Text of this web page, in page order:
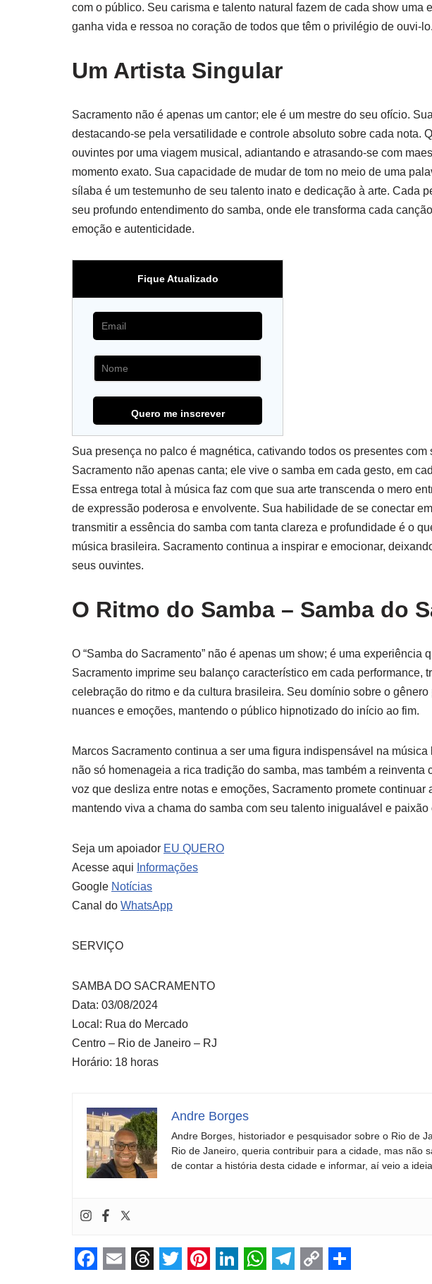
com o público. Seu carisma e talento natural fazem de cada show uma
ganha vida e ressoa no coração de todos que têm o privilégio de ouvi-lo.
Um Artista Singular
Sacramento não é apenas um cantor; ele é um mestre do seu ofício.
destacando-se pela versatilidade e controle absoluto sobre cada nota.
ouvintes por uma viagem musical, adiantando e atrasando-se com
momento exato. Sua capacidade de mudar de tom no meio de uma
sílaba é um testemunho de seu talento inato e dedicação à arte. Cada
seu profundo entendimento do samba, onde ele transforma cada
emoção e autenticidade.
Fique Atualizado
Sua presença no palco é magnética, cativando todos os presentes
Sacramento não apenas canta; ele vive o samba em cada gesto, em
Essa entrega total à música faz com que sua arte transcenda o mero
de expressão poderosa e envolvente. Sua habilidade de se conectar
transmitir a essência do samba com tanta clareza e profundidade é o
música brasileira. Sacramento continua a inspirar e emocionar,
seus ouvintes.
O Ritmo do Samba – Samba do
O “Samba do Sacramento” não é apenas um show; é uma experiência
Sacramento imprime seu balanço característico em cada performance,
celebração do ritmo e da cultura brasileira. Seu domínio sobre o
nuances e emoções, mantendo o público hipnotizado do início ao fim.
Marcos Sacramento continua a ser uma figura indispensável na música
não só homenageia a rica tradição do samba, mas também a reinventa
voz que desliza entre notas e emoções, Sacramento promete continuar
mantendo viva a chama do samba com seu talento inigualável e paixão
Seja um apoiador EU QUERO
Acesse aqui Informações
Google Notícias
Canal do WhatsApp
SERVIÇO
SAMBA DO SACRAMENTO
Data: 03/08/2024
Local: Rua do Mercado
Centro – Rio de Janeiro – RJ
Horário: 18 horas
Andre Borges
Andre Borges, historiador e pesquisador sobre o Rio de
Rio de Janeiro, queria contribuir para a cidade, mas não
de contar a história desta cidade e informar, aí veio a